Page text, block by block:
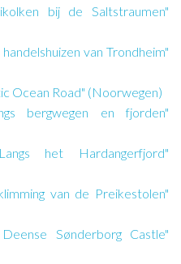
bij de Saltstraumen"
van Trondheim"
Ocean Road" (Noorwegen)
bergwegen en fjorden"
het Hardangerfjord"
van de Preikestolen"
Sønderborg Castle"